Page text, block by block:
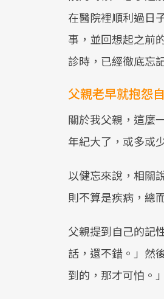
在醫院裡順利過日
事，並回想起之前
診時，已經徹底忘
父親老早就抱怨
關於我父親，這麼
年紀大了，或多或
以健忘來說，相關
則不算是疾病，總
父親提到自己的記
話，還不錯。」然
到的，那才可怕。」